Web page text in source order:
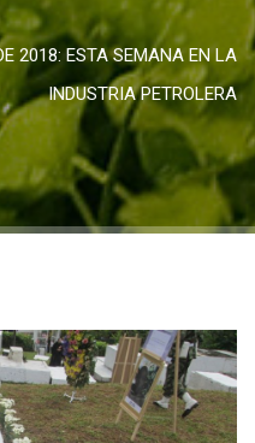
2018: ESTA SEMANA EN LA
INDUSTRIA PETROLERA